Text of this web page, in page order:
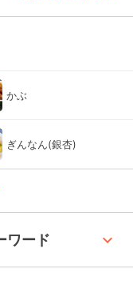
かぶ
ぎんなん(銀杏)
ワード keyboard_arrow_up